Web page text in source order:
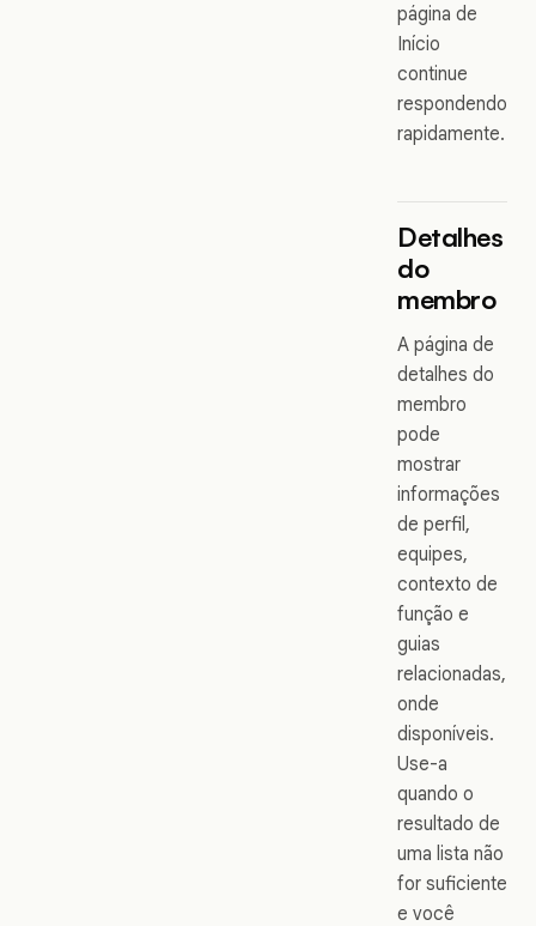
página de
Início
continue
respondendo
rapidamente.
Detalhes
do
membro
A página de
detalhes do
membro
pode
mostrar
informações
de perfil,
equipes,
contexto de
função e
guias
relacionadas,
onde
disponíveis.
Use-a
quando o
resultado de
uma lista não
for suficiente
e você